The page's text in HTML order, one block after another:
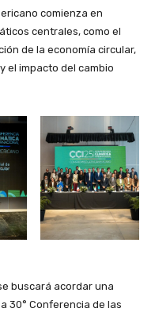
comienza en
centrales, como el
de la economía circular,
el impacto del cambio
buscará acordar una
30° Conferencia de las